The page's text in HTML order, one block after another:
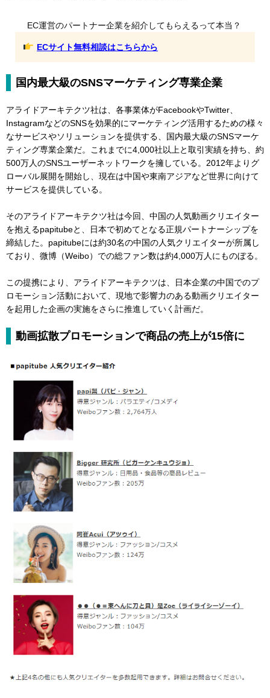
EC運営のパートナー企業を紹介してもらえるって本当？
ECサイト無料相談はこちらから
国内最大級のSNSマーケティング専業企業
アライドアーキテクツ社は、各事業体がFacebookやTwitter、
InstagramなどのSNSを効果的にマーケティング活用するための様々
なサービスやソリューションを提供する、国内最大級のSNSマーケ
ティング専業企業だ。これまでに4,000社以上と取引実績を持ち、約
500万人のSNSユーザーネットワークを擁している。2012年よりグ
ローバル展開を開始し、現在は中国や東南アジアなど世界に向けて
サービスを提供している。
そのアライドアーキテクツ社は今回、中国の人気動画クリエイター
を抱えるpapitubeと、日本で初めてとなる正規パートナーシップを
締結した。papitubeには約30名の中国の人気クリエイターが所属し
ており、微博（Weibo）での総ファン数は約4,000万人にものぼる。
この提携により、アライドアーキテクツは、日本企業の中国でのプ
ロモーション活動において、現地で影響力のある動画クリエイター
を起用した企画の実施をさらに推進していく計画だ。
動画拡散プロモーションで商品の売上が15倍に